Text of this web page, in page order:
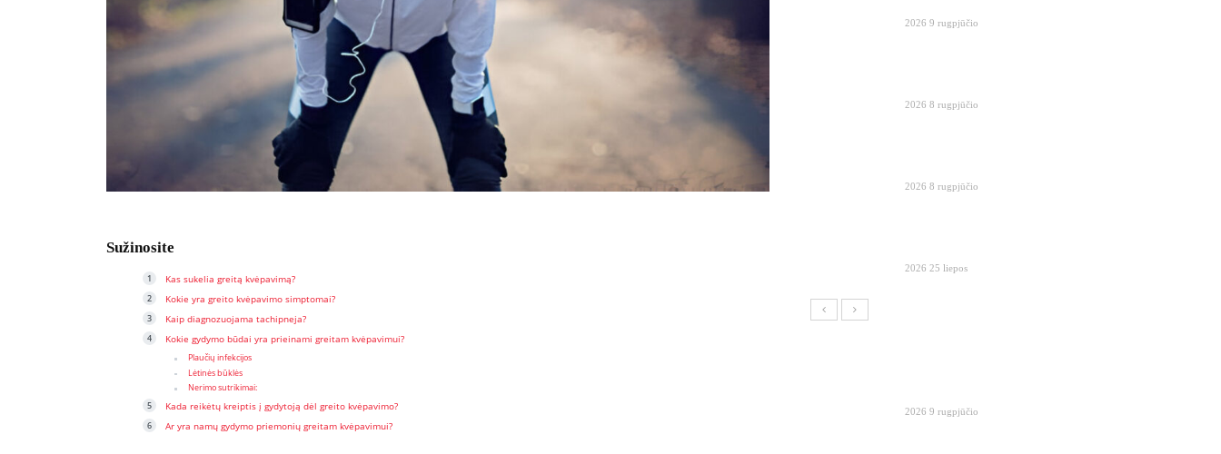
Sužinosite
Kas sukelia greitą kvėpavimą?
Kokie yra greito kvėpavimo simptomai?
Kaip diagnozuojama tachipneja?
Kokie gydymo būdai yra prieinami greitam kvėpavimui?
Plaučių infekcijos
Lėtinės būklės
Nerimo sutrikimai:
Kada reikėtų kreiptis į gydytoją dėl greito kvėpavimo?
Ar yra namų gydymo priemonių greitam kvėpavimui?
2026 9 rugpjūčio
2026 8 rugpjūčio
2026 8 rugpjūčio
2026 25 liepos
2026 9 rugpjūčio